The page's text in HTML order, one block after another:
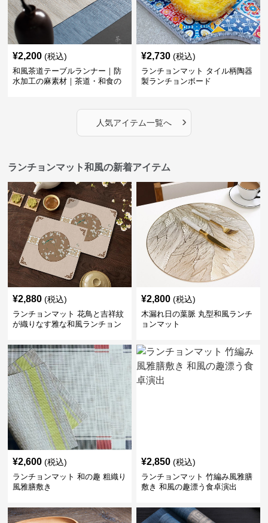
¥2,200 (税込)
和風茶道テーブルランナー｜防
水加工の麻素材｜茶道・和食の
¥2,730 (税込)
ランチョンマット タイル柄陶器
製ランチョンボード
人気アイテム一覧へ ›
ランチョンマット和風の新着アイテム
¥2,880 (税込)
ランチョンマット 花鳥と吉祥紋
が織りなす雅な和風ランチョン
¥2,800 (税込)
木漏れ日の葉脈 丸型和風ランチ
ョンマット
¥2,600 (税込)
ランチョンマット 和の趣 粗織り
風雅膳敷き
¥2,850 (税込)
ランチョンマット 竹編み風雅膳
敷き 和風の趣漂う食卓演出